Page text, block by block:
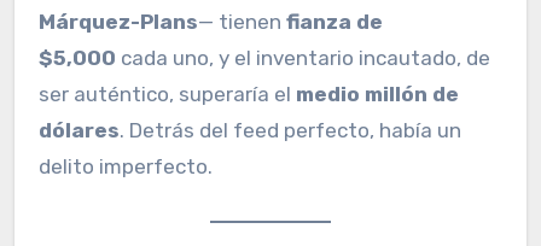
Márquez-Plans— tienen fianza de
$5,000 cada uno, y el inventario incautado, de
ser auténtico, superaría el medio millón de
dólares. Detrás del feed perfecto, había un
delito imperfecto.